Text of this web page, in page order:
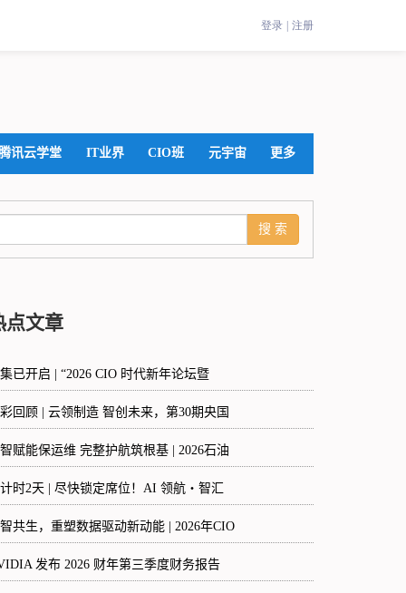
讯云学堂 IT业界 CIO班 元宇宙 更多
点文章
已开启 | “2026 CIO 时代新年论坛暨
回顾 | 云领制造 智创未来，第30期央国
赋能保运维 完整护航筑根基 | 2026石油
时2天 | 尽快锁定席位！AI 领航・智汇
共生，重塑数据驱动新动能 | 2026年CIO
发布 2026 财年第三季度财务报告